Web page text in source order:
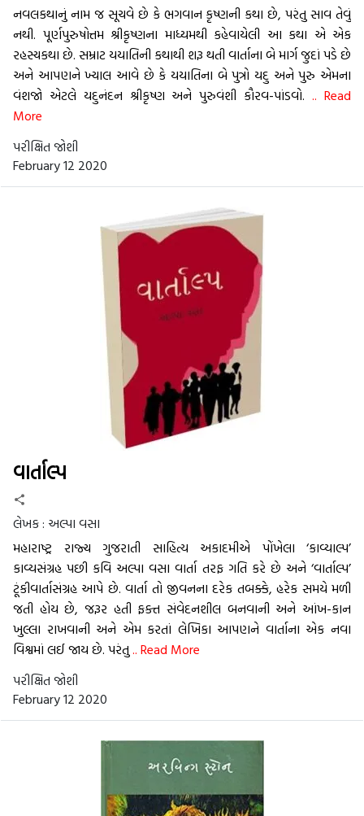
નવલકથાનું નામ જ સૂચવે છે કે ભગવાન કૃષ્ણની કથા છે, પરંતુ સાવ તેવું
નથી. પૂર્ણપુરુષોત્તમ શ્રીકૃષ્ણના માધ્યમથી કહેવાયેલી આ કથા એ એક
રહસ્યકથા છે. સમ્રાટ યયાતિની કથાથી શરૂ થતી વાર્તાના બે માર્ગ જુદાં પડે છે
અને આપણને ખ્યાલ આવે છે કે યયાતિના બે પુત્રો યદુ અને પુરુ એમના
વંશજો એટલે યદુનંદન શ્રીકૃષ્ણ અને પુરુવંશી કૌરવ-પાંડવો. .. Read
More
પરીક્ષિત જોશી
February 12 2020
વાર્તાલ્પ
લેખક : અલ્પા વસા
મહારાષ્ટ્ર રાજ્ય ગુજરાતી સાહિત્ય અકાદમીએ પોંખેલા ‘કાવ્યાલ્પ’
કાવ્યસંગ્રહ પછી કવિ અલ્પા વસા વાર્તા તરફ ગતિ કરે છે અને ‘વાર્તાલ્પ’
ટૂંકીવાર્તાસંગ્રહ આપે છે. વાર્તા તો જીવનના દરેક તબક્કે, હરેક સમયે મળી
જતી હોય છે, જરૂર હતી ફક્ત સંવેદનશીલ બનવાની અને આંખ-કાન
ખુલ્લા રાખવાની અને એમ કરતાં લેખિકા આપણને વાર્તાના એક નવા
વિશ્વમાં લઈ જાય છે. પરંતુ.. Read More
પરીક્ષિત જોશી
February 12 2020